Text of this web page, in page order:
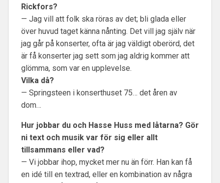
Rickfors?
— Jag vill att folk ska röras av det; bli glada eller
över huvud taget känna nånting. Det vill jag själv när
jag går på konserter, ofta är jag väldigt oberörd, det
är få konserter jag sett som jag aldrig kommer att
glömma, som var en upplevelse.
Vilka då?
— Springsteen i konserthuset 75… det åren av
dom…
Hur jobbar du och Hasse Huss med låtarna? Gör
ni text och musik var för sig eller allt
tillsammans eller vad?
— Vi jobbar ihop, mycket mer nu än förr. Han kan få
en idé till en textrad, eller en kombination av några